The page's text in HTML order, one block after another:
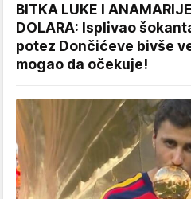
BITKA LUKE I
DOLARA: Isplivao
potez Dončićeve bivše
mogao da očekuje!